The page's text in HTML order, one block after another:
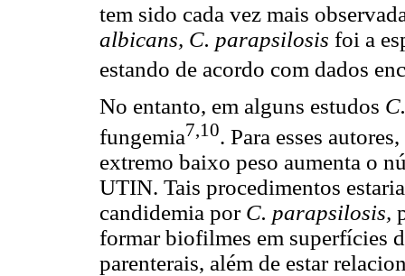
tem sido cada vez mais
albicans, C. parapsilosis foi a
estando de acordo com dados
No entanto, em alguns estudos
fungemia7,10. Para esses
extremo baixo peso aumenta o
UTIN. Tais procedimentos
candidemia por C. parapsilosis,
formar biofilmes em superfícies
parenterais, além de estar